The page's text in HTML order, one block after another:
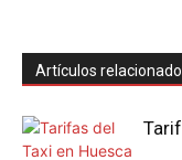
Artículos